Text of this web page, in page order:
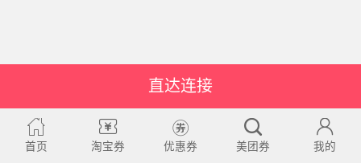
直达连接
首页 淘宝券 优惠券 美团券 我的